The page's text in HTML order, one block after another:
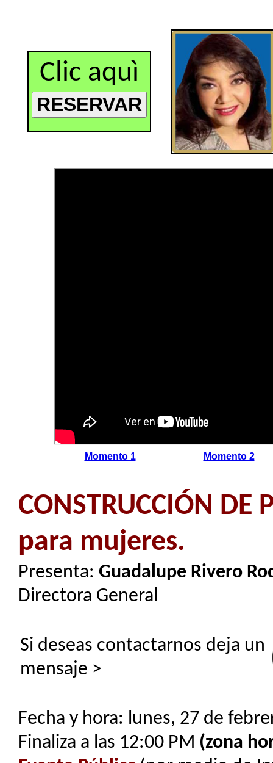
Clic aquì
Momento 1 Momento 2
CONSTRUCCIÓN
para mujeres.
Presenta: Guadalupe Rivero
Directora General
Si deseas contactarnos deja un
mensaje >
Fecha y hora: lunes, 27 de
Finaliza a las 12:00 PM (zona